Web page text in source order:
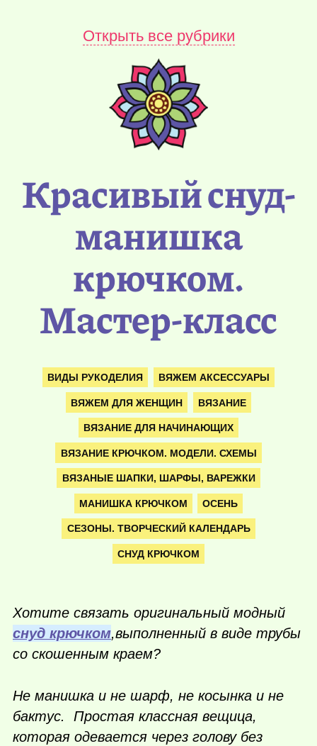
Открыть все рубрики
Красивый снуд-
манишка
крючком.
Мастер-класс
ВИДЫ РУКОДЕЛИЯ ВЯЖЕМ АКСЕССУАРЫ
ВЯЖЕМ ДЛЯ ЖЕНЩИН ВЯЗАНИЕ
ВЯЗАНИЕ ДЛЯ НАЧИНАЮЩИХ
ВЯЗАНИЕ КРЮЧКОМ. МОДЕЛИ. СХЕМЫ
ВЯЗАНЫЕ ШАПКИ, ШАРФЫ, ВАРЕЖКИ
МАНИШКА КРЮЧКОМ ОСЕНЬ
СЕЗОНЫ. ТВОРЧЕСКИЙ КАЛЕНДАРЬ
СНУД КРЮЧКОМ
Хотите связать оригинальный модный
снуд крючком,выполненный в виде трубы
со скошенным краем?
Не манишка и не шарф, не косынка и не
бактус. Простая классная вещица,
которая одевается через голову без